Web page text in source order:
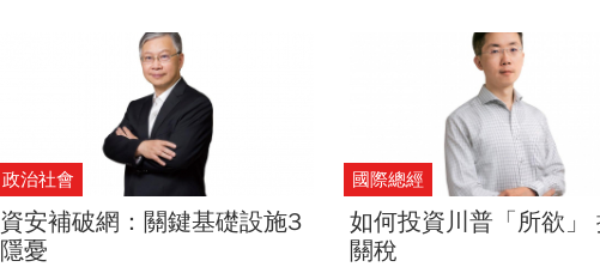
至少可延續到年底，建議精選個股、拉
政治社會
資安補破網：關鍵基礎設施3
隱憂
國際總經
如何投資川普「所欲」
關稅